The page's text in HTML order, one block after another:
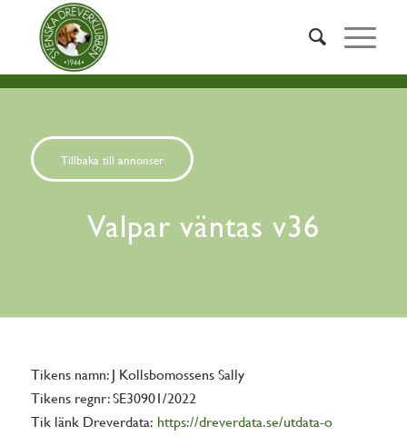
Tillbaka till annonser
Valpar väntas v36
Tikens namn: J Kollsbomossens Sally
Tikens regnr: SE30901/2022
Tik länk Dreverdata: https://dreverdata.se/utdata-o